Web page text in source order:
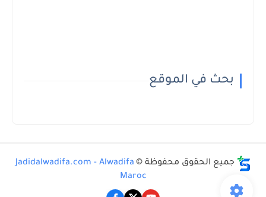
بحث في الموقع
جميع الحقوق محفوظة © Jadidalwadifa.com - Alwadifa
Maroc